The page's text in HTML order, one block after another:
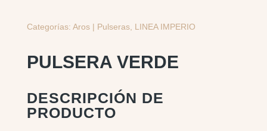
Categorías: Aros | Pulseras, LINEA IMPERIO
PULSERA VERDE
DESCRIPCIÓN DE
PRODUCTO